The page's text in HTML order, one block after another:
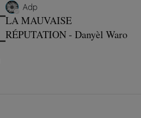
Adp
LA MAUVAISE
RÉPUTATION - Danyèl Waro